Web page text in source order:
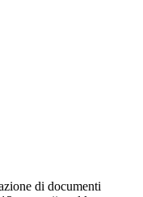
di documenti